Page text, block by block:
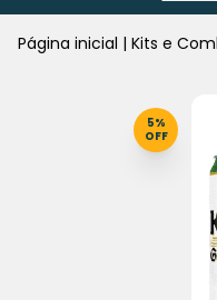
Página inicial | Kits e
5%
OFF